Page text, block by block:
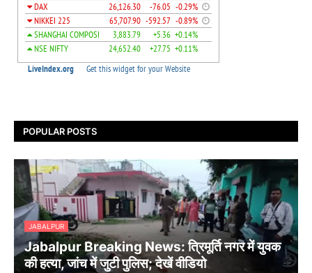
POPULAR POSTS
JABALPUR
Jabalpur Breaking News: त्रिमूर्ति नगर में युवक
की हत्या, जांच में जुटी पुलिस; देखें वीडियो